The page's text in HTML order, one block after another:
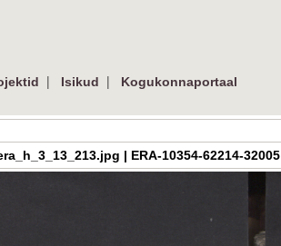
| Isikud |
Kogukonnaportaal
| ERA-10354-62214-32005